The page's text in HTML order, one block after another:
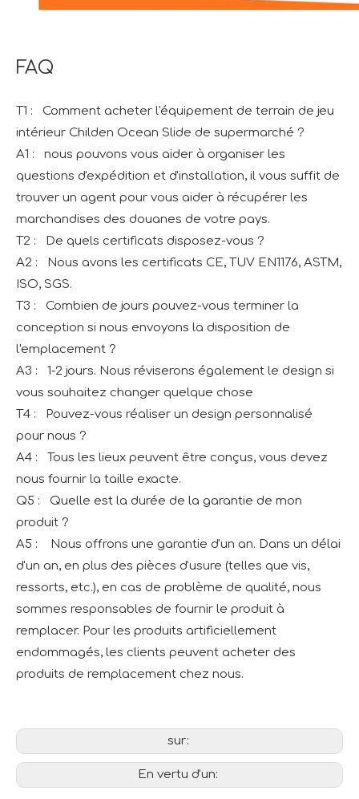
FAQ
T1 : Comment acheter l'équipement de terrain de jeu
intérieur Childen Ocean Slide de supermarché ?
A1 : nous pouvons vous aider à organiser les
questions d'expédition et d'installation, il vous suffit de
trouver un agent pour vous aider à récupérer les
marchandises des douanes de votre pays.
T2 : De quels certificats disposez-vous ?
A2 : Nous avons les certificats CE, TUV EN1176, ASTM,
ISO, SGS.
T3 : Combien de jours pouvez-vous terminer la
conception si nous envoyons la disposition de
l'emplacement ?
A3 : 1-2 jours. Nous réviserons également le design si
vous souhaitez changer quelque chose
T4 : Pouvez-vous réaliser un design personnalisé
pour nous ?
A4 : Tous les lieux peuvent être conçus, vous devez
nous fournir la taille exacte.
Q5 : Quelle est la durée de la garantie de mon
produit ?
A5 : Nous offrons une garantie d'un an. Dans un délai
d'un an, en plus des pièces d'usure (telles que vis,
ressorts, etc.), en cas de problème de qualité, nous
sommes responsables de fournir le produit à
remplacer. Pour les produits artificiellement
endommagés, les clients peuvent acheter des
produits de remplacement chez nous.
sur:
En vertu d'un: